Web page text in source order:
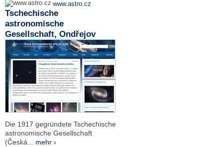
www.astro.cz
Tschechische
astronomische
Gesellschaft, Ondřejov
Die 1917 gegründete Tschechische
astronomische Gesellschaft
(Česká... mehr ›